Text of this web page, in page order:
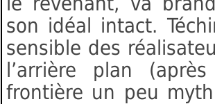
son idéal intact.
sensible des
l’arrière plan
frontière un peu